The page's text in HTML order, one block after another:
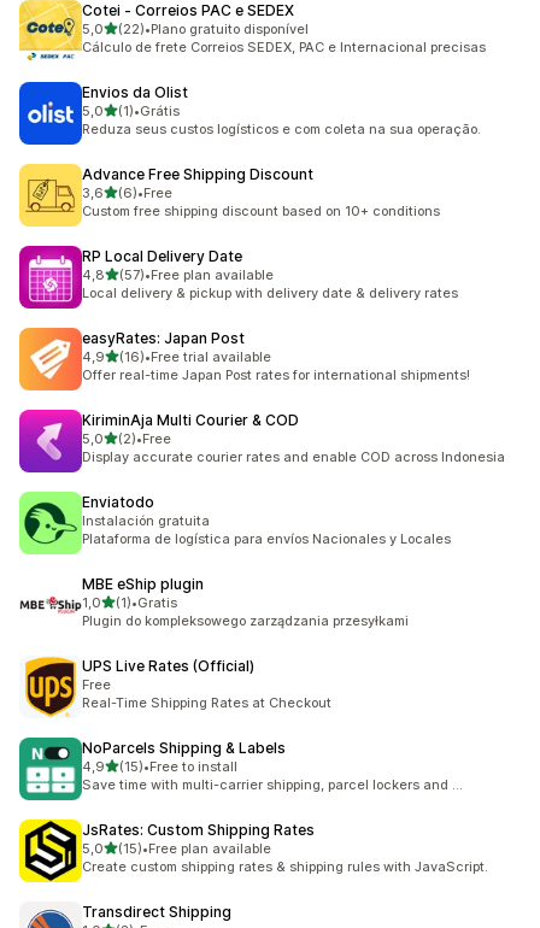
Cotei ‑ Correios PAC e SEDEX
5,0na 5 gwiazdek
(22)
Łączna liczba recenzji: 22
•Plano gratuito disponível
Cálculo de frete Correios SEDEX, PAC e Internacional precisas
Envios da Olist
5,0na 5 gwiazdek
(1)
Łączna liczba recenzji: 1
•Grátis
Reduza seus custos logísticos e com coleta na sua operação.
Advance Free Shipping Discount
3,6na 5 gwiazdek
(6)
Łączna liczba recenzji: 6
•Free
Custom free shipping discount based on 10+ conditions
RP Local Delivery Date
4,8na 5 gwiazdek
(57)
Łączna liczba recenzji: 57
•Free plan available
Local delivery & pickup with delivery date & delivery rates
easyRates: Japan Post
4,9na 5 gwiazdek
(16)
Łączna liczba recenzji: 16
•Free trial available
Offer real-time Japan Post rates for international shipments!
KiriminAja Multi Courier & COD
5,0na 5 gwiazdek
(2)
Łączna liczba recenzji: 2
•Free
Display accurate courier rates and enable COD across Indonesia
Enviatodo
Instalación gratuita
Plataforma de logística para envíos Nacionales y Locales
MBE eShip plugin
1,0na 5 gwiazdek
(1)
Łączna liczba recenzji: 1
•Gratis
Plugin do kompleksowego zarządzania przesyłkami
UPS Live Rates (Official)
Free
Real-Time Shipping Rates at Checkout
NoParcels Shipping & Labels
4,9na 5 gwiazdek
(15)
Łączna liczba recenzji: 15
•Free to install
Save time with multi-carrier shipping, parcel lockers and ...
JsRates: Custom Shipping Rates
5,0na 5 gwiazdek
(15)
Łączna liczba recenzji: 15
•Free plan available
Create custom shipping rates & shipping rules with JavaScript.
Transdirect Shipping